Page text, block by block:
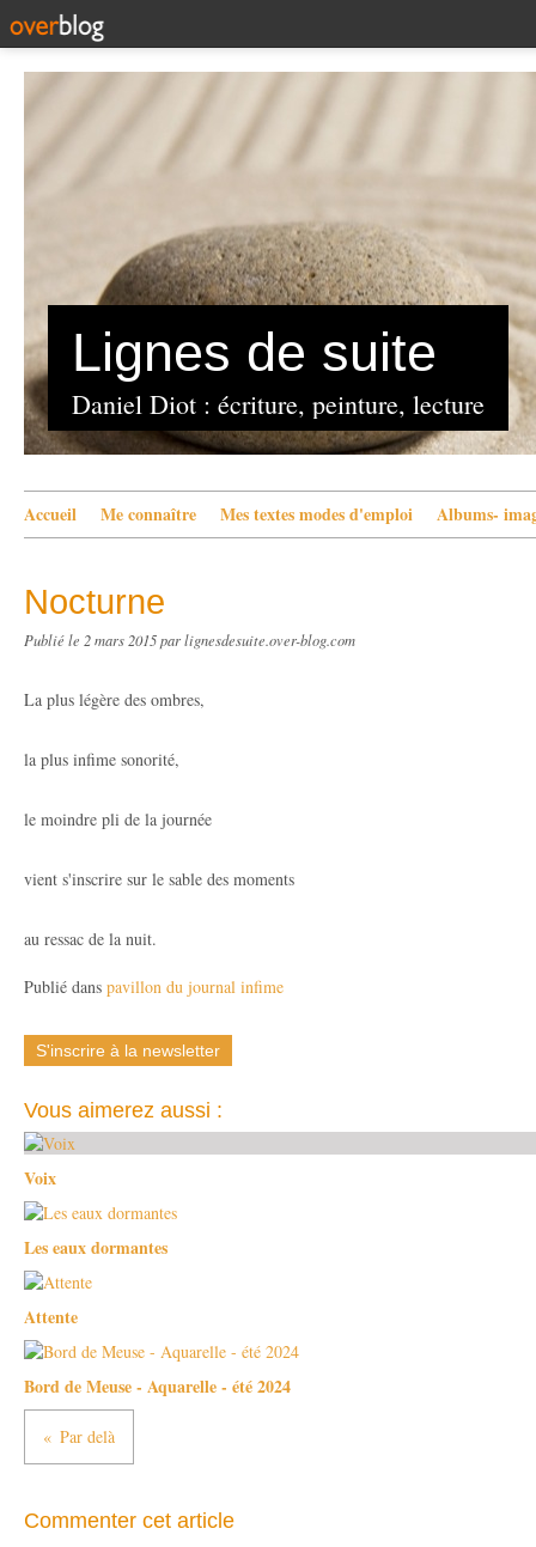
Lignes de suite
Daniel Diot : écriture, peinture, lecture
Accueil Me connaître Mes textes modes d'emploi Albums-
Nocturne
Publié le 2 mars 2015par lignesdesuite.over-blog.com
La plus légère des ombres,
la plus infime sonorité,
le moindre pli de la journée
vient s'inscrire sur le sable des moments
au ressac de la nuit.
Publié dans pavillon du journal infime
S'inscrire à la newsletter
Vous aimerez aussi :
Voix
Les eaux dormantes
Attente
Bord de Meuse - Aquarelle - été 2024
Par delà
Commenter cet article